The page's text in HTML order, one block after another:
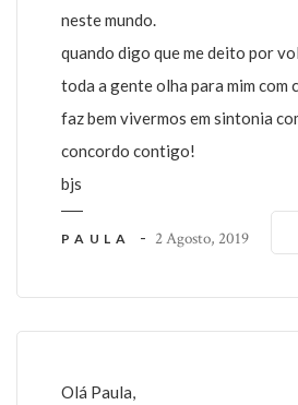
neste mundo.
quando digo que me deito por
toda a gente olha para mim com
faz bem vivermos em sintonia
concordo contigo!
bjs
PAULA - 2 Agosto, 2019
Olá Paula,